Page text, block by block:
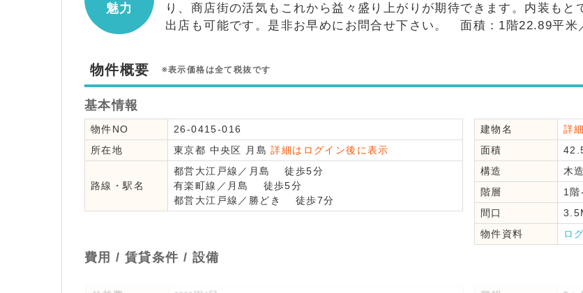
魅力
り、商店街の活気もこれから益々盛り上がりが期待できます。内装も
出店も可能です。是非お早めにお問合せ下さい。 面積：1階22.89平米
物件概要 ※表示価格は全て税抜です
基本情報
物件NO
26-0415-016
所在地
東京都 中央区 月島詳細はログイン後に表示
路線・駅名
都営大江戸線 ／ 月島
徒歩5分
有楽町線 ／ 月島
徒歩5分
都営大江戸線 ／ 勝どき 徒歩7分
建物名
詳
面積
構造
木造
階層
1
間口
物件資料
ロ
費用 / 賃貸条件 / 設備